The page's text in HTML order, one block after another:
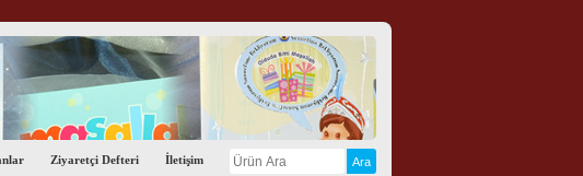
Ziyaretçi Defteri İletişim